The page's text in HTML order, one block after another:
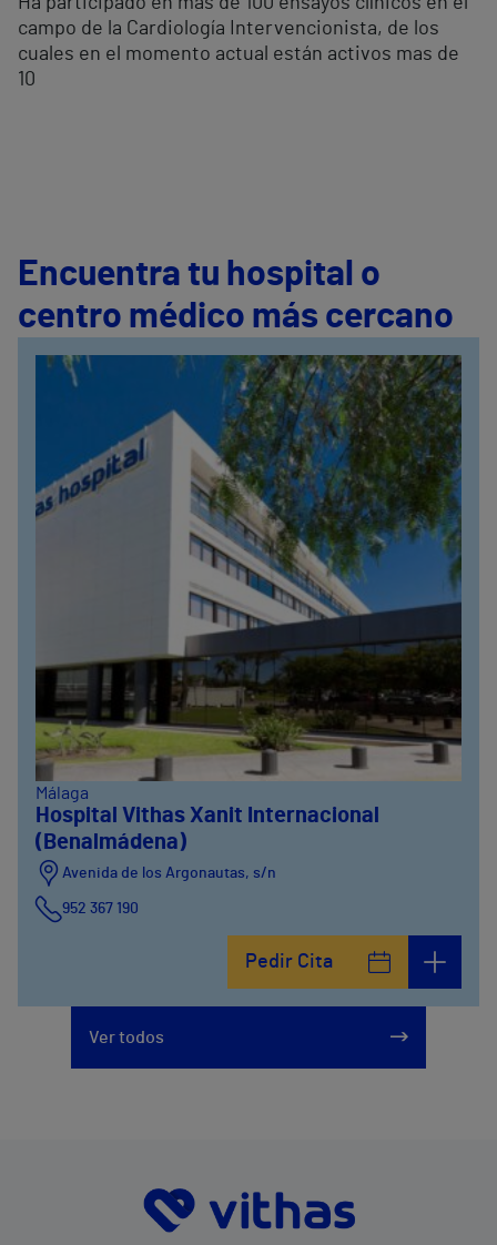
campo de la Cardiología Intervencionista, de los
cuales en el momento actual están activos mas de
10
Encuentra tu hospital o
centro médico más cercano
Málaga
Hospital Vithas Xanit Internacional
(Benalmádena)
Avenida de los Argonautas, s/n
952 367 190
Pedir Cita
Ver todos